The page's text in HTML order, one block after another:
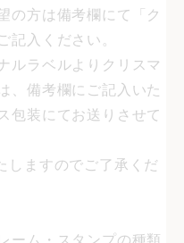
の方は備考欄にて「ク
記入ください。
ルラベルよりクリスマ
、備考欄にご記入いた
包装にてお送りさせて
ますのでご了承くだ